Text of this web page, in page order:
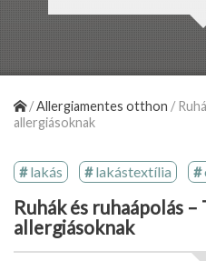
/Allergiamentes otthon /
allergiásoknak
lakás lakástextília
Ruhák és ruhaápolás –
allergiásoknak